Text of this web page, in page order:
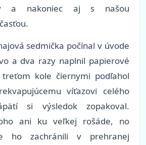
a nakoniec aj s našou
sedmička počínal v úvode
a dva razy naplnil papierové
treťom kole čiernymi podľahol
víťazovi celého
si výsledok zopakoval.
ani ku veľkej rošáde, no
ho zachránili v prehranej